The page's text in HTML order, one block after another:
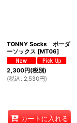
TONNY Socks ボーダ
ーソックス [MT06]
2,300円(税別)
(税込 : 2,530円)
カートに入れる